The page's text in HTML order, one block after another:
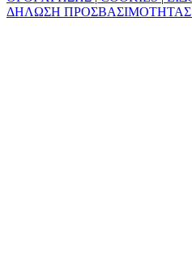
ΔΗΛΩΣΗ ΠΡΟΣΒΑΣΙΜΟΤΗΤΑΣ